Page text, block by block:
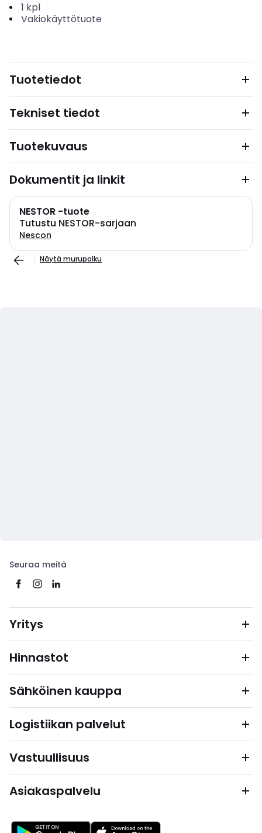
1 kpl
Vakiokäyttötuote
Tuotetiedot
Tekniset tiedot
Tuotekuvaus
Dokumentit ja linkit
NESTOR -tuote
Tutustu NESTOR-sarjaan
Nescon
Näytä murupolku
Seuraa meitä
Yritys
Hinnastot
Sähköinen kauppa
Logistiikan palvelut
Vastuullisuus
Asiakaspalvelu